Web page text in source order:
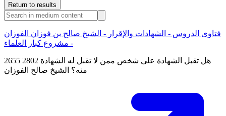
Return to results
فتاوى الدروس - الشهادات والإقرار - الشيخ صالح بن فوزان الفوزان
- مشروع كبار العلماء
2655 2802 هل تقبل الشهادة على شخص ممن لا تقبل له الشهادة
منه؟ الشيخ صالح الفوزان